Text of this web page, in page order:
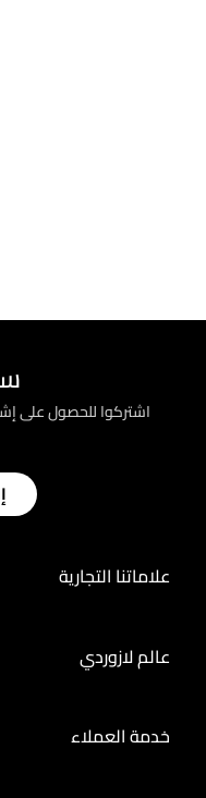
اشتركوا للحصول على
علاماتنا التجارية
عالم لازوردي
خدمة العملاء